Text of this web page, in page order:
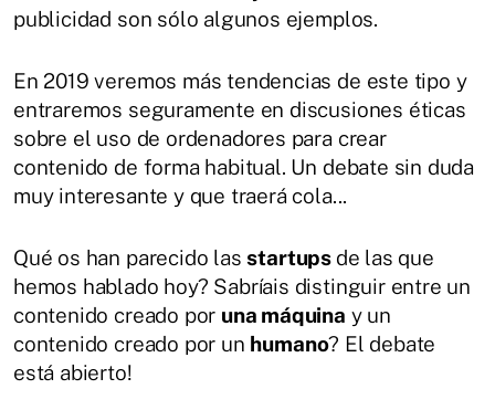
publicidad son sólo algunos ejemplos.
En 2019 veremos más tendencias de este tipo y
entraremos seguramente en discusiones éticas
sobre el uso de ordenadores para crear
contenido de forma habitual. Un debate sin duda
muy interesante y que traerá cola...
Qué os han parecido lasstartups de las que
hemos hablado hoy? Sabríais distinguir entre un
contenido creado por una máquina y un
contenido creado por un humano? El debate
está abierto!